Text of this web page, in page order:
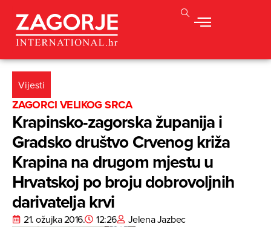
Vijesti
ZAGORCI VELIKOG SRCA
Krapinsko-zagorska županija i
Gradsko društvo Crvenog križa
Krapina na drugom mjestu u
Hrvatskoj po broju dobrovoljnih
darivatelja krvi
21. ožujka 2016. 12:26 Jelena Jazbec